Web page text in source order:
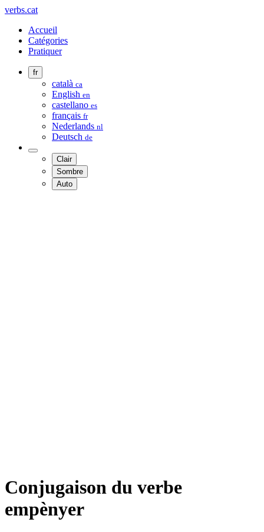
verbs.cat
Accueil
Catégories
Pratiquer
fr
català ca
English en
castellano es
français fr
Nederlands nl
Deutsch de
Clair
Sombre
Auto
Conjugaison du verbe
empènyer